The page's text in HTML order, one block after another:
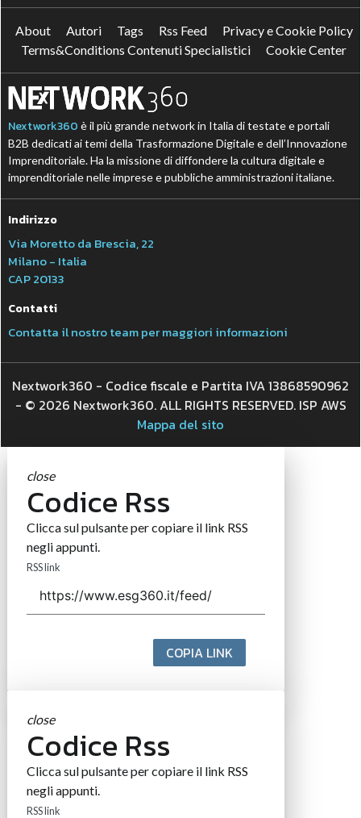
About Autori Tags Rss Feed
Privacy e Cookie Policy
Terms&Conditions Contenuti Specialistici
Cookie Center
Nextwork360 è il più grande network in Italia di testate e portali
B2B dedicati ai temi della Trasformazione Digitale e dell’Innovazione
Imprenditoriale. Ha la missione di diffondere la cultura digitale e
imprenditoriale nelle imprese e pubbliche amministrazioni italiane.
Indirizzo
Via Moretto da Brescia, 22
Milano - Italia
CAP 20133
Contatti
Contatta il nostro team per maggiori informazioni
Nextwork360 - Codice fiscale e Partita IVA 13868590962
- © 2026 Nextwork360. ALL RIGHTS RESERVED. ISP AWS
Mappa del sito
close
Codice Rss
Clicca sul pulsante per copiare il link RSS
negli appunti.
RSS link
COPIA LINK
close
Codice Rss
Clicca sul pulsante per copiare il link RSS
negli appunti.
RSS link